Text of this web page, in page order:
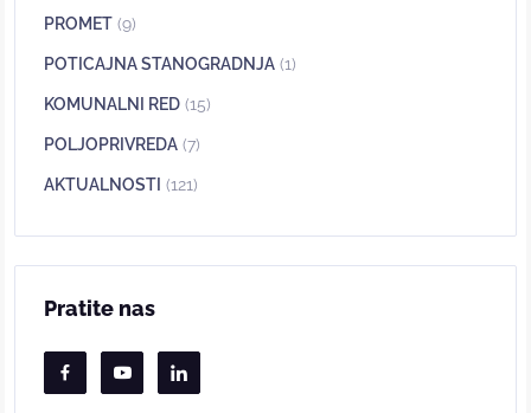
PROMET (9)
POTICAJNA STANOGRADNJA (1)
KOMUNALNI RED (15)
POLJOPRIVREDA (7)
AKTUALNOSTI (121)
Pratite nas